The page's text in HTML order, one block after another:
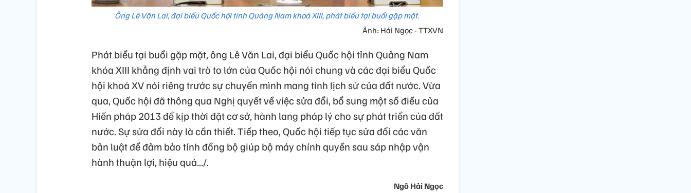
Ông Lê Văn Lai, đại biểu Quốc hội tỉnh Quảng Nam khoá XIII, phát biểu tại buổi gặp mặt.
Ảnh: Hải Ngọc - TTXVN
Phát biểu tại buổi gặp mặt, ông Lê Văn Lai, đại biểu Quốc hội tỉnh Quảng Nam
khóa XIII khẳng định vai trò to lớn của Quốc hội nói chung và các đại biểu Quốc
hội khoá XV nói riêng trước sự chuyển mình mang tính lịch sử của đất nước. Vừa
qua, Quốc hội đã thông qua Nghị quyết về việc sửa đổi, bổ sung một số điều của
Hiến pháp 2013 để kịp thời đặt cơ sở, hành lang pháp lý cho sự phát triển của đất
nước. Sự sửa đổi này là cần thiết. Tiếp theo, Quốc hội tiếp tục sửa đổi các văn
bản luật để đảm bảo tính đồng bộ giúp bộ máy chính quyền sau sáp nhập vận
hành thuận lợi, hiệu quả.../.
Ngô Hải Ngọc